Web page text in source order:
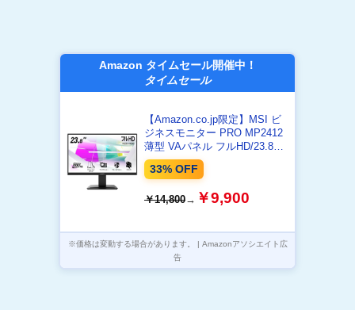
Amazon タイムセール開催中！
タイムセール
【Amazon.co.jp限定】MSI ビ
ジネスモニター PRO MP2412
薄型 VAパネル フルHD/23.8イ
ンチ/HDMI/DisplayPort/リフレ
ッシュレート100Hz/応答速度
ト/アンチフリッカー/VESA75
33% OFF
￥14,800→ ￥9,900
※価格は変動する場合があります。 | Amazonアソシエイト広
告